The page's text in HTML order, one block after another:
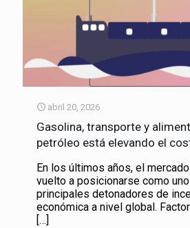
abril 20, 2026
Gasolina, transporte y
petróleo está elevando el
En los últimos años, el
vuelto a posicionarse como
principales detonadores de
económica a nivel global.
[…]